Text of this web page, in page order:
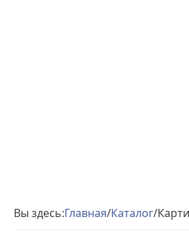
Вы здесь:Главная/Каталог/